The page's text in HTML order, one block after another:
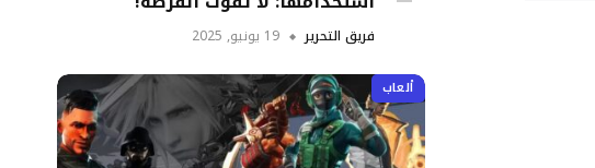
فريق التحرير 19 يونيو, 2025
ألعاب